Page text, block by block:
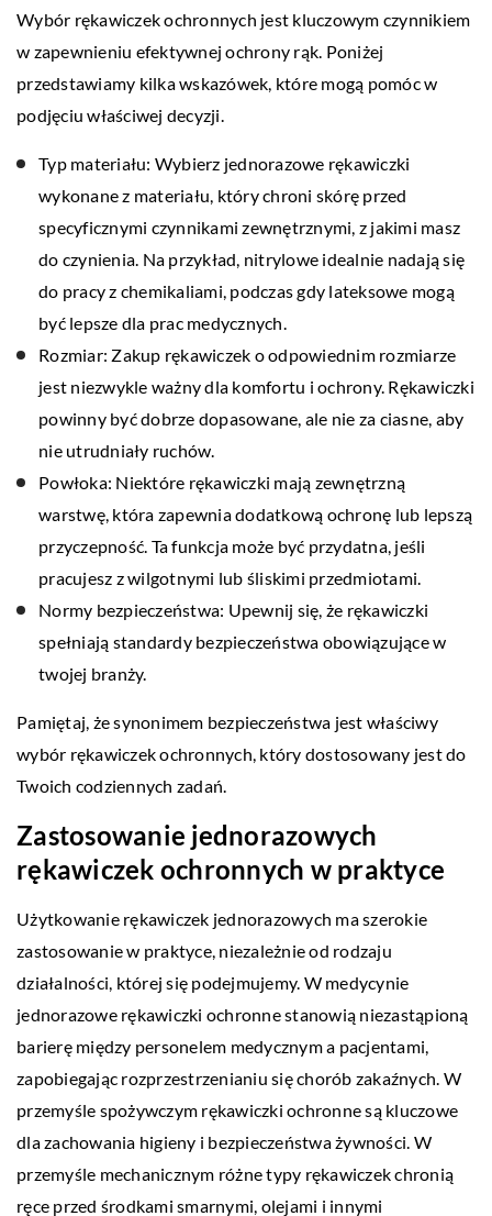
Wybór rękawiczek ochronnych jest kluczowym czynnikiem
w zapewnieniu efektywnej ochrony rąk. Poniżej
przedstawiamy kilka wskazówek, które mogą pomóc w
podjęciu właściwej decyzji.
Typ materiału: Wybierz jednorazowe rękawiczki
wykonane z materiału, który chroni skórę przed
specyficznymi czynnikami zewnętrznymi, z jakimi masz
do czynienia. Na przykład, nitrylowe idealnie nadają się
do pracy z chemikaliami, podczas gdy lateksowe mogą
być lepsze dla prac medycznych.
Rozmiar: Zakup rękawiczek o odpowiednim rozmiarze
jest niezwykle ważny dla komfortu i ochrony. Rękawiczki
powinny być dobrze dopasowane, ale nie za ciasne, aby
nie utrudniały ruchów.
Powłoka: Niektóre rękawiczki mają zewnętrzną
warstwę, która zapewnia dodatkową ochronę lub lepszą
przyczepność. Ta funkcja może być przydatna, jeśli
pracujesz z wilgotnymi lub śliskimi przedmiotami.
Normy bezpieczeństwa: Upewnij się, że rękawiczki
spełniają standardy bezpieczeństwa obowiązujące w
twojej branży.
Pamiętaj, że synonimem bezpieczeństwa jest właściwy
wybór rękawiczek ochronnych, który dostosowany jest do
Twoich codziennych zadań.
Zastosowanie jednorazowych
rękawiczek ochronnych w praktyce
Użytkowanie rękawiczek jednorazowych ma szerokie
zastosowanie w praktyce, niezależnie od rodzaju
działalności, której się podejmujemy. W medycynie
jednorazowe rękawiczki ochronne stanowią niezastąpioną
barierę między personelem medycznym a pacjentami,
zapobiegając rozprzestrzenianiu się chorób zakaźnych. W
przemyśle spożywczym rękawiczki ochronne są kluczowe
dla zachowania higieny i bezpieczeństwa żywności. W
przemyśle mechanicznym różne typy rękawiczek chronią
ręce przed środkami smarnymi, olejami i innymi